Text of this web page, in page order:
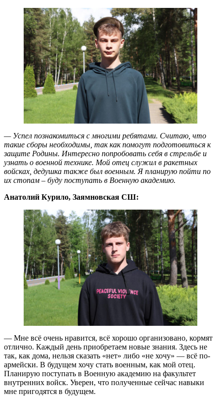
— Успел познакомиться с многими ребятами. Считаю, что
такие сборы необходимы, так как помогут подготовиться к
защите Родины. Интересно попробовать себя в стрельбе и
узнать о военной технике. Мой отец служил в ракетных
войсках, дедушка также был военным. Я планирую пойти по
их стопам – буду поступать в Военную академию.
Анатолий Курило, Заямновская СШ:
— Мне всё очень нравится, всё хорошо организовано, кормят
отлично. Каждый день приобретаем новые знания. Здесь не
так, как дома, нельзя сказать «нет» либо «не хочу» — всё по-
армейски. В будущем хочу стать военным, как мой отец.
Планирую поступать в Военную академию на факультет
внутренних войск. Уверен, что полученные сейчас навыки
мне пригодятся в будущем.